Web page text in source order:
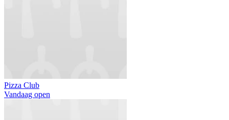
Pizza Club
Vandaag open